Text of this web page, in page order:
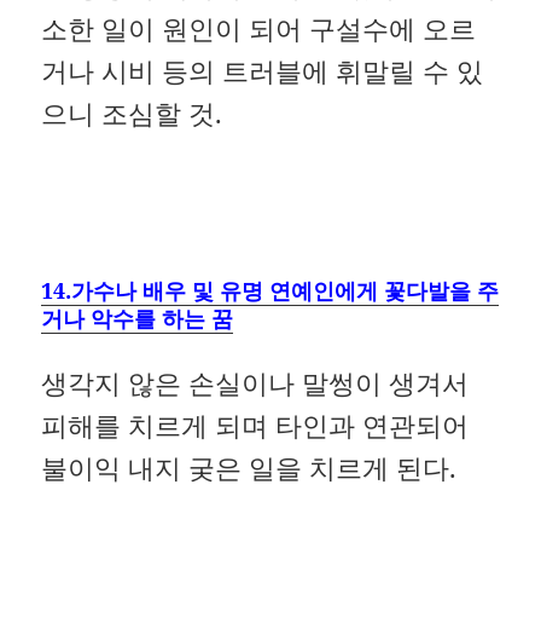
소한 일이 원인이 되어 구설수에 오르
거나 시비 등의 트러블에 휘말릴 수 있
으니 조심할 것.
14.가수나 배우 및 유명 연예인에게 꽃다발을 주
거나 악수를 하는 꿈
생각지 않은 손실이나 말썽이 생겨서
피해를 치르게 되며 타인과 연관되어
불이익 내지 궂은 일을 치르게 된다.